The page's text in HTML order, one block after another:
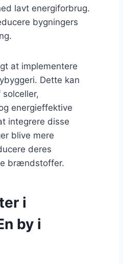
lavt energiforbrug.
bygningers
at implementere
Dette kan
energieffektive
integrere disse
blive mere
deres
brændstoffer.
i
by i